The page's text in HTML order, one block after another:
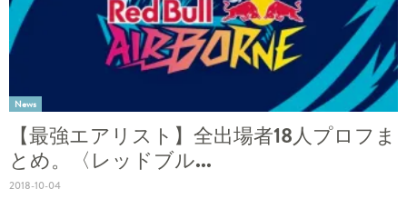
News
【最強エアリスト】全出場者18人プロフま
とめ。〈レッドブル...
2018-10-04